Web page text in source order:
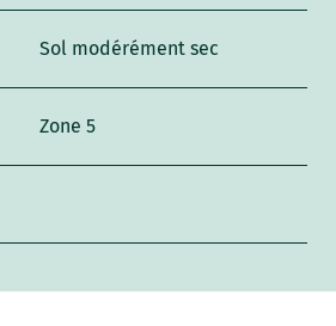
Sol modérément sec
Zone 5